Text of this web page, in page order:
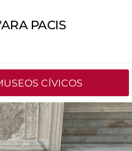
PACIS
CÍVICOS